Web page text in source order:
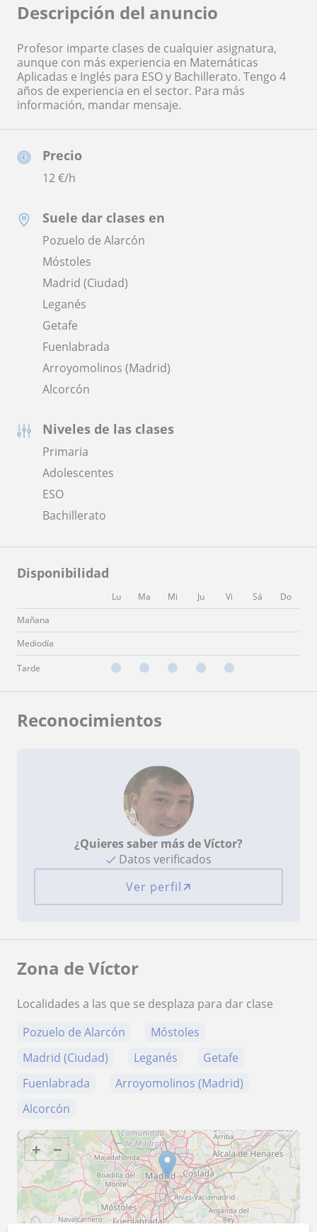
Precio
12€/h
Suele dar clases en
Pozuelo de Alarcón
Móstoles
Madrid (Ciudad)
Leganés
Getafe
Fuenlabrada
Arroyomolinos (Madrid)
Alcorcón
Niveles de las clases
Primaria
Adolescentes
ESO
Bachillerato
Disponibilidad
Lu Ma Mi Ju Vi Sá
Do
Mañana
Mediodía
Tarde
Descripción del anuncio
Profesor imparte clases de cualquier asignatura,
aunque con más experiencia en Matemáticas
Aplicadas e Inglés para ESO y Bachillerato. Tengo 4
años de experiencia en el sector. Para más
información, mandar mensaje.
Reconocimientos
¿Quieres saber más de Víctor?
Datos verificados
Ver perfil
Zona de Víctor
Localidades a las que se desplaza para dar clase
Pozuelo de Alarcón
Móstoles
Madrid (Ciudad)
Leganés
Getafe
Fuenlabrada
Arroyomolinos (Madrid)
Alcorcón
+ −